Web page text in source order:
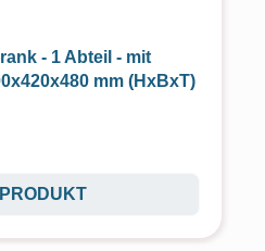
- 1 Abteil - mit
mm (HxBxT)